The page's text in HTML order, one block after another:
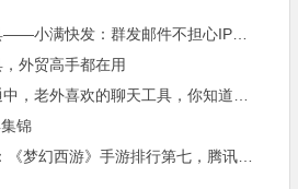
外贸邮件营销的免费工具——小满快发：群发邮件不担心IP被封
外贸高手都在用
进博会倒计时，外贸沟通中，老外喜欢的聊天工具，你知道几种？
锦
2015年最赚钱游戏出炉：《梦幻西游》手游排行第七，腾讯总收入进前三